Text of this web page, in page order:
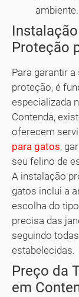
ambiente.
Proteção
Para garantir
proteção, é
especializada
Contenda,
oferecem
para gatos,
seu felino de
A instalação
gatos inclui a
escolha do
precisa das
seguindo
estabelecidas.
Preço da
em